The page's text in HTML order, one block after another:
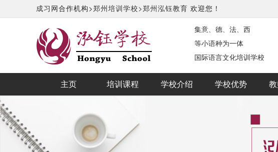
成习网合作机构>郑州培训学校>郑州泓钰教育 欢迎您！
集意、德、法、西
等小语种为一体
国际语言文化培训学校
主页 培训课程 学校介绍 学校优势